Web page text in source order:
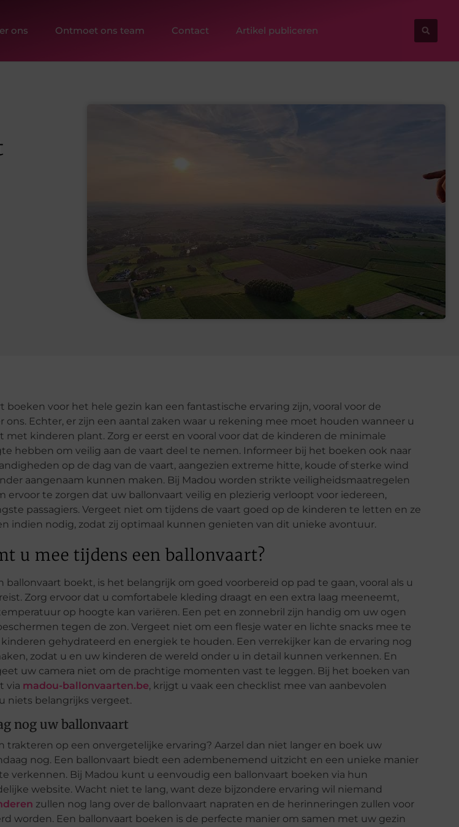
ons Ontmoet ons team Contact Artikel publiceren
boeken voor het hele gezin kan een fantastische ervaring zijn, vooral voor de
ons. Echter, er zijn een aantal zaken waar u rekening mee moet houden wanneer u
met kinderen plant. Zorg er eerst en vooral voor dat de kinderen de minimale
hebben om veilig aan de vaart deel te nemen. Informeer bij het boeken ook naar
op de dag van de vaart, aangezien extreme hitte, koude of sterke wind
aangenaam kunnen maken. Bij Madou worden strikte veiligheidsmaatregelen
ervoor te zorgen dat uw ballonvaart veilig en plezierig verloopt voor iedereen,
passagiers. Vergeet niet om tijdens de vaart goed op de kinderen te letten en ze
indien nodig, zodat zij optimaal kunnen genieten van dit unieke avontuur.
u mee tijdens een ballonvaart?
ballonvaart boekt, is het belangrijk om goed voorbereid op pad te gaan, vooral als u
Zorg ervoor dat u comfortabele kleding draagt en een extra laag meeneemt,
op hoogte kan variëren. Een pet en zonnebril zijn handig om uw ogen
tegen de zon. Vergeet niet om een flesje water en lichte snacks mee te
gehydrateerd en energiek te houden. Een verrekijker kan de ervaring nog
zodat u en uw kinderen de wereld onder u in detail kunnen verkennen. En
uw camera niet om de prachtige momenten vast te leggen. Bij het boeken van
via madou-ballonvaarten.be, krijgt u vaak een checklist mee van aanbevolen
niets belangrijks vergeet.
nog uw ballonvaart
trakteren op een onvergetelijke ervaring? Aarzel dan niet langer en boek uw
nog. Een ballonvaart biedt een adembenemend uitzicht en een unieke manier
verkennen. Bij Madou kunt u eenvoudig een ballonvaart boeken via hun
website. Wacht niet te lang, want deze bijzondere ervaring wil niemand
zullen nog lang over de ballonvaart napraten en de herinneringen zullen voor
worden. Een ballonvaart boeken is de perfecte manier om samen met uw gezin